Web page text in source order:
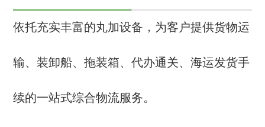
依托充实丰富的丸加设备，为客户提供货物运
输、装卸船、拖装箱、代办通关、海运发货手
续的一站式综合物流服务。